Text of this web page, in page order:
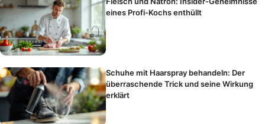
eines Profi-Kochs enthüllt
Schuhe mit Haarspray behandeln: Der
überraschende Trick und seine Wirkung
erklärt